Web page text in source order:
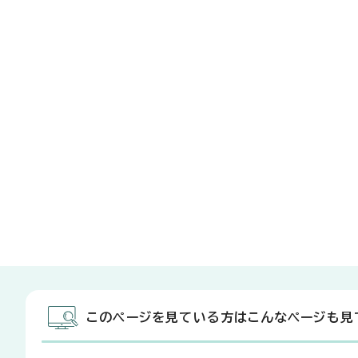
このページを見ている方はこんなページも見